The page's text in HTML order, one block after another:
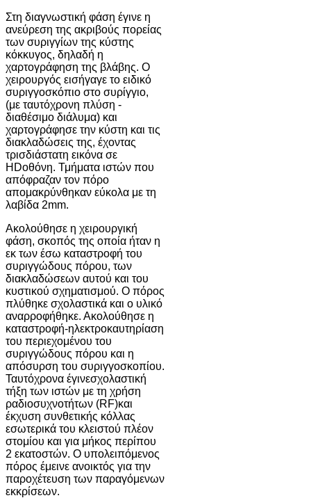
Στη διαγνωστική φάση έγινε η
ανεύρεση της ακριβούς πορείας
των συριγγίων της κύστης
κόκκυγος, δηλαδή η
χαρτογράφηση της βλάβης. Ο
χειρουργός εισήγαγε το ειδικό
συριγγοσκόπιο στο συρίγγιο,
(με ταυτόχρονη πλύση -
διαθέσιμο διάλυμα) και
χαρτογράφησε την κύστη και τις
διακλαδώσεις της, έχοντας
τρισδιάστατη εικόνα σε
HDοθόνη. Τμήματα ιστών που
απόφραζαν τον πόρο
απομακρύνθηκαν εύκολα με τη
λαβίδα 2mm.
Ακολούθησε η χειρουργική
φάση, σκοπός της οποία ήταν η
εκ των έσω καταστροφή του
συριγγώδους πόρου, των
διακλαδώσεων αυτού και του
κυστικού σχηματισμού. Ο πόρος
πλύθηκε σχολαστικά και ο υλικό
αναρροφήθηκε. Ακολούθησε η
καταστροφή-ηλεκτροκαυτηρίαση
του περιεχομένου του
συριγγώδους πόρου και η
απόσυρση του συριγγοσκοπίου.
Ταυτόχρονα έγινεσχολαστική
τήξη των ιστών με τη χρήση
ραδιοσυχνοτήτων (RF)και
έκχυση συνθετικής κόλλας
εσωτερικά του κλειστού πλέον
στομίου και για μήκος περίπου
2 εκατοστών. Ο υπολειπόμενος
πόρος έμεινε ανοικτός για την
παροχέτευση των παραγόμενων
εκκρίσεων.